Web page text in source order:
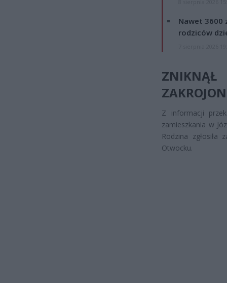
Nawet 3600
rodziców
ZNIKNĄŁ
Z informacji
zamieszkania w
Rodzina
Otwocku.